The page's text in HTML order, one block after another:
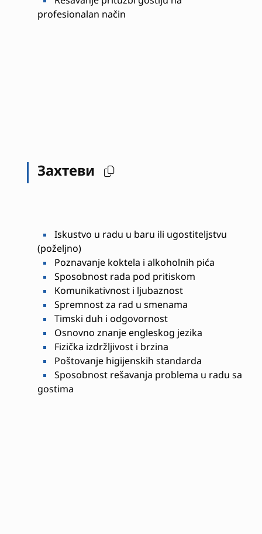
profesionalan način
Захтеви
Iskustvo u radu u baru ili ugostiteljstvu
(poželjno)
Poznavanje koktela i alkoholnih pića
Sposobnost rada pod pritiskom
Komunikativnost i ljubaznost
Spremnost za rad u smenama
Timski duh i odgovornost
Osnovno znanje engleskog jezika
Fizička izdržljivost i brzina
Poštovanje higijenskih standarda
Sposobnost rešavanja problema u radu sa
gostima